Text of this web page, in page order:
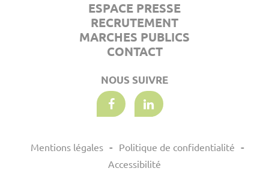
ESPACE PRESSE
RECRUTEMENT
MARCHES PUBLICS
CONTACT
NOUS SUIVRE
Mentions légales
Politique de confidentialité
Accessibilité